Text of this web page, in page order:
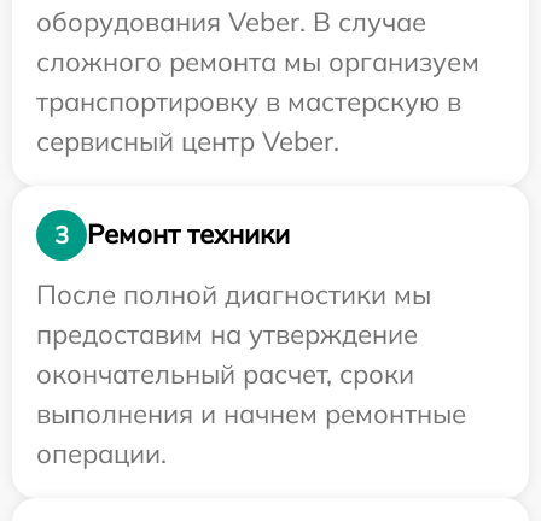
оборудования Veber. В случае
сложного ремонта мы организуем
транспортировку в мастерскую в
сервисный центр Veber.
3
Ремонт техники
После полной диагностики мы
предоставим на утверждение
окончательный расчет, сроки
выполнения и начнем ремонтные
операции.